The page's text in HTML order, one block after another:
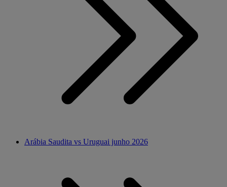
Arábia Saudita vs Uruguai junho 2026